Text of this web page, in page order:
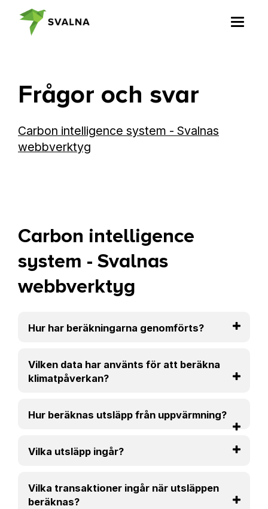
Toggle
Frågor och svar
Carbon intelligence system - Svalnas
webbverktyg
Carbon intelligence
system - Svalnas
webbverktyg
Hur har beräkningarna genomförts?
Vilken data har använts för att beräkna
klimatpåverkan?
Hur beräknas utsläpp från uppvärmning?
Vilka utsläpp ingår?
Vilka transaktioner ingår när utsläppen
beräknas?